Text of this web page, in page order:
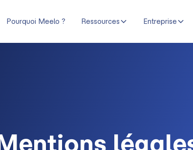
Pourquoi Meelo ? Ressources Entreprise